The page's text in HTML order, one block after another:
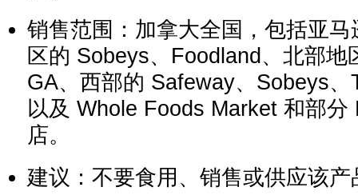
销售范围：加拿大全国，包括亚
区的 Sobeys、Foodland、北部地
GA、西部的 Safeway、Sobeys
以及 Whole Foods Market 和部分
店。
建议：不要食用、销售或供应该产